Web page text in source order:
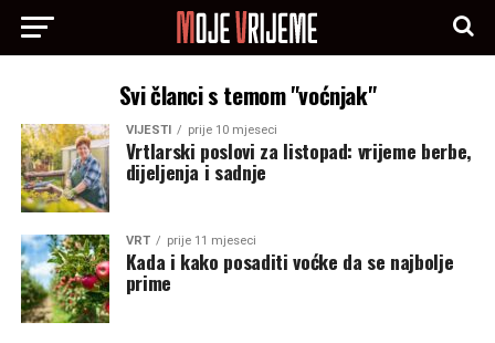
Svi članci s temom "voćnjak"
VIJESTI prije 10 mjeseci
Vrtlarski poslovi za listopad: vrijeme berbe,
dijeljenja i sadnje
VRT prije 11 mjeseci
Kada i kako posaditi voćke da se najbolje
prime